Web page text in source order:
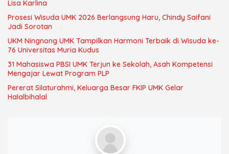
Lisa Karlina
Prosesi Wisuda UMK 2026 Berlangsung Haru, Chindy Saifani
Jadi Sorotan
UKM Ningnong UMK Tampilkan Harmoni Terbaik di Wisuda ke-
76 Universitas Muria Kudus
31 Mahasiswa PBSI UMK Terjun ke Sekolah, Asah Kompetensi
Mengajar Lewat Program PLP
Pererat Silaturahmi, Keluarga Besar FKIP UMK Gelar
Halalbihalal